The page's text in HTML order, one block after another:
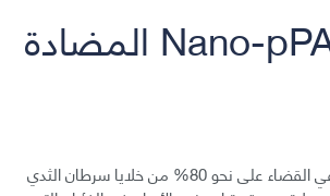
الخصائص العلاجية لجزيئات Nano-pPAAM المضادة
اختبر العلماء نشاط هذه الجزيئات في المخبر على الفئران، فلاحظوا فعاليتها في القضاء على نحو 80% من خلايا سرطان الثدي